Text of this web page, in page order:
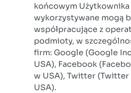
końcowym
wykorzystywane mogą
współpracujące z
podmioty, w
firm: Google (Google
USA), Facebook
w USA), Twitter (Twitter
USA).